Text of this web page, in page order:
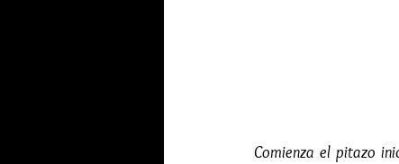
Comienza el pitazo